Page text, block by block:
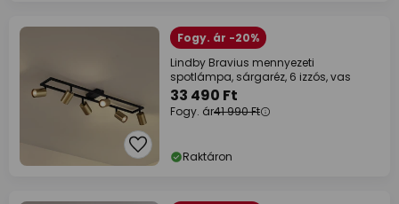
Fogy. ár -20%
Lindby Bravius mennyezeti
spotlámpa, sárgaréz, 6 izzós, vas
33 490 Ft
Fogy. ár41 990 Ft
Raktáron